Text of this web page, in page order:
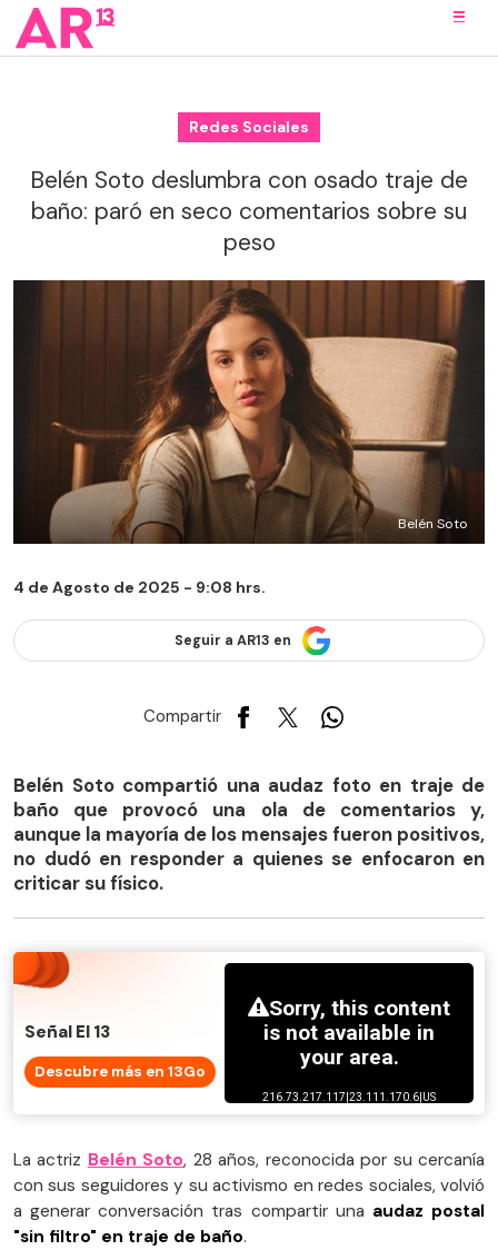
Redes Sociales
Belén Soto deslumbra con osado traje de
baño: paró en seco comentarios sobre su
peso
Belén Soto
4 de Agosto de 2025 - 9:08 hrs.
Seguir a AR13 en
Compartir
Belén Soto compartió una audaz foto en traje de
baño que provocó una ola de comentarios y,
aunque la mayoría de los mensajes fueron positivos,
no dudó en responder a quienes se enfocaron en
criticar su físico.
Señal El 13
Descubre más en 13Go
La actriz Belén Soto, 28 años, reconocida por su cercanía
con sus seguidores y su activismo en redes sociales, volvió
a generar conversación tras compartir una audaz postal
"sin filtro" en traje de baño.